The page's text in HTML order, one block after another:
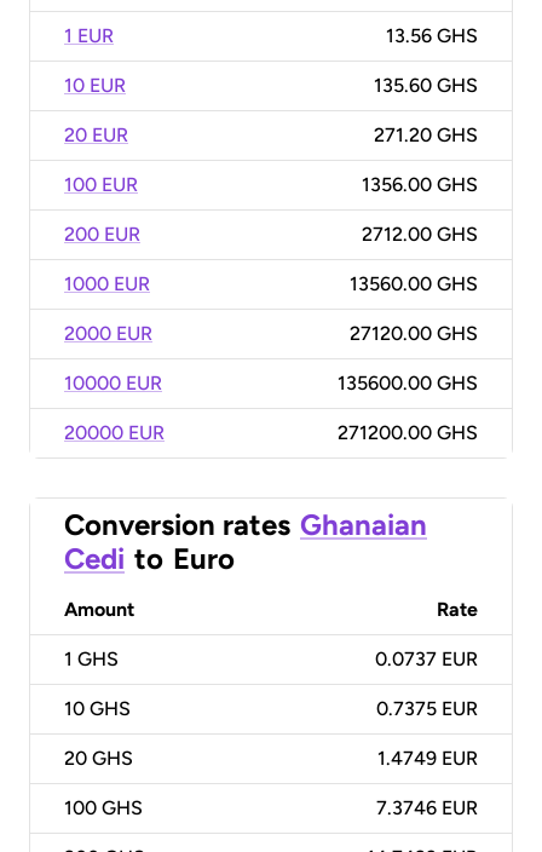
1 EUR 13.56 GHS
10 EUR 135.60 GHS
20 EUR 271.20 GHS
100 EUR 1356.00 GHS
200 EUR 2712.00 GHS
1000 EUR 13560.00 GHS
2000 EUR 27120.00 GHS
10000 EUR 135600.00 GHS
20000 EUR 271200.00 GHS
Conversion rates Ghanaian
Cedi to Euro
Amount Rate
1 GHS 0.0737 EUR
10 GHS 0.7375 EUR
20 GHS 1.4749 EUR
100 GHS 7.3746 EUR